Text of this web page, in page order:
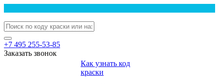
+7 495 255-53-85
Заказать звонок
Как узнать код
краски